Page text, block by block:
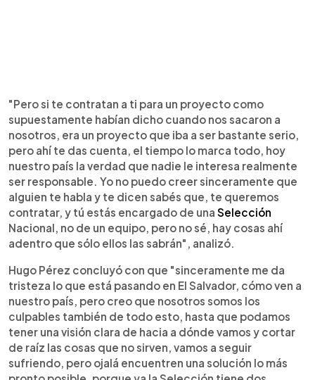
"Pero si te contratan a ti para un proyecto como
supuestamente habían dicho cuando nos sacaron a
nosotros, era un proyecto que iba a ser bastante serio,
pero ahí te das cuenta, el tiempo lo marca todo, hoy
nuestro país la verdad que nadie le interesa realmente
ser responsable. Yo no puedo creer sinceramente que
alguien te habla y te dicen sabés que, te queremos
contratar, y tú estás encargado de una Selección
Nacional, no de un equipo, pero no sé, hay cosas ahí
adentro que sólo ellos las sabrán", analizó.
Hugo Pérez concluyó con que "sinceramente me da
tristeza lo que está pasando en El Salvador, cómo ven a
nuestro país, pero creo que nosotros somos los
culpables también de todo esto, hasta que podamos
tener una visión clara de hacia a dónde vamos y cortar
de raíz las cosas que no sirven, vamos a seguir
sufriendo, pero ojalá encuentren una solución lo más